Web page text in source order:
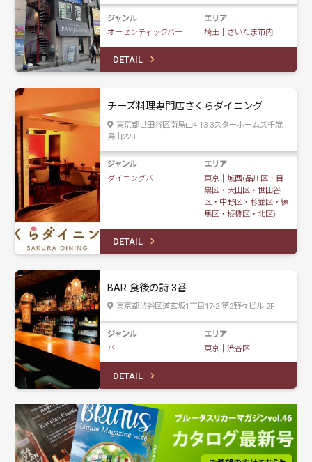
ジャンル
オーセンティックバー
エリア
埼玉｜ さいたま市内
DETAIL
チーズ料理専門店さくらダイニング
東京都世田谷区南烏山4-13-3スターホームズ千歳
烏山220
ジャンル
ダイニングバー
エリア
東京｜ 城西(品川区・目
黒区・大田区・世田谷
区・中野区・杉並区・練
馬区・板橋区・北区)
DETAIL
BAR 食後の詩 3番
東京都渋谷区道玄坂1丁目17-2 第2野々ビル 2F
ジャンル
バー
エリア
東京｜ 渋谷区
DETAIL